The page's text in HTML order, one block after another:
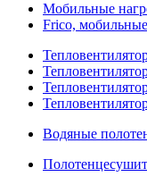
Мобильные
Frico, мобильные
Водяные